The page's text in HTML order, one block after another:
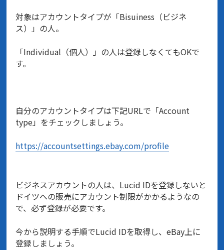
対象はアカウントタイプが「Bisuiness（ビジネ
ス）」の人。
「Individual（個人）」の人は登録しなくてもOKで
す。
自分のアカウントタイプは下記URLで「Account
type」をチェックしましょう。
https://accountsettings.ebay.com/profile
ビジネスアカウントの人は、Lucid IDを登録しないと
ドイツへの販売にアカウント制限がかかるようなの
で、必ず登録が必要です。
今から説明する手順でLucid IDを取得し、eBay上に
登録しましょう。